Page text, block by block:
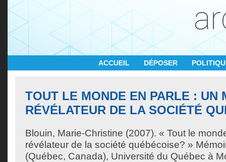
ACCUEIL DÉPOSER
TOUT LE MONDE EN PARLE : UN
RÉVÉLATEUR DE LA SOCIÉTÉ
Blouin, Marie-Christine (2007). « Tout le
révélateur de la société québécoise? »
(Québec, Canada), Université du Québec à